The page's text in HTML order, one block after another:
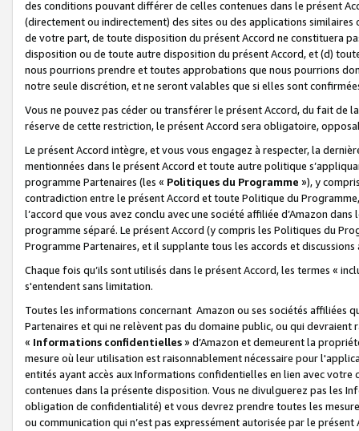
des conditions pouvant différer de celles contenues dans le présent
(directement ou indirectement) des sites ou des applications
de votre part, de toute disposition du présent Accord ne constituera
disposition ou de toute autre disposition du présent Accord, et (d)
nous pourrions prendre et toutes approbations que nous pourrions
notre seule discrétion, et ne seront valables que si elles sont
Vous ne pouvez pas céder ou transférer le présent Accord, du fait de
réserve de cette restriction, le présent Accord sera obligatoire,
Le présent Accord intègre, et vous vous engagez à respecter, la
mentionnées dans le présent Accord et toute autre politique
programme Partenaires (les « Politiques du Programme »), y
contradiction entre le présent Accord et toute Politique du
l’accord que vous avez conclu avec une société affiliée d’Amazon
programme séparé. Le présent Accord (y compris les Politiques du
Programme Partenaires, et il supplante tous les accords et discussions
Chaque fois qu’ils sont utilisés dans le présent Accord, les termes «
s'entendent sans limitation.
Toutes les informations concernant Amazon ou ses sociétés affiliées
Partenaires et qui ne relèvent pas du domaine public, ou qui
« Informations confidentielles» d’Amazon et demeurent la
mesure où leur utilisation est raisonnablement nécessaire pour
entités ayant accès aux Informations confidentielles en lien avec
contenues dans la présente disposition. Vous ne divulguerez pas les
obligation de confidentialité) et vous devrez prendre toutes les
ou communication qui n’est pas expressément autorisée par le